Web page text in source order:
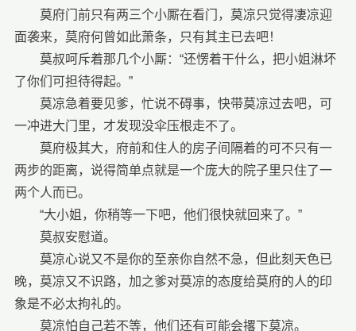
莫府门前只有两三个小厮在看门，莫凉只觉得凄凉迎
面袭来，莫府何曾如此萧条，只有其主已去吧！
莫叔呵斥着那几个小厮：“还愣着干什么，把小姐淋坏
了你们可担待得起。”
莫凉急着要见爹，忙说不碍事，快带莫凉过去吧，可
一冲进大门里，才发现没伞压根走不了。
莫府极其大，府前和住人的房子间隔着的可不只有一
两步的距离，说得简单点就是一个庞大的院子里只住了一
两个人而已。
“大小姐，你稍等一下吧，他们很快就回来了。”
莫叔安慰道。
莫凉心说又不是你的至亲你自然不急，但此刻天色已
晚，莫凉又不识路，加之爹对莫凉的态度给莫府的人的印
象是不必太拘礼的。
莫凉怕自己若不等，他们还有可能会撂下莫凉。